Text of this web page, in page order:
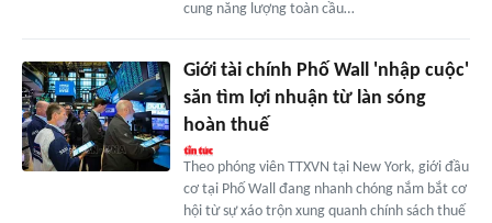
cung năng lượng toàn cầu…
Giới tài chính Phố Wall 'nhập cuộc'
săn tìm lợi nhuận từ làn sóng
hoàn thuế
Theo phóng viên TTXVN tại New York, giới đầu
cơ tại Phố Wall đang nhanh chóng nắm bắt cơ
hội từ sự xáo trộn xung quanh chính sách thuế